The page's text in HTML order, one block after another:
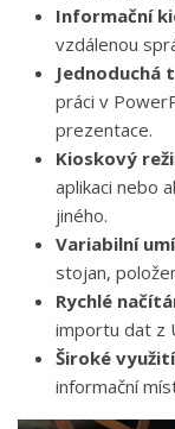
Informační
vzdálenou
Jednoduchá
práci v
prezentace.
Kioskový
aplikaci nebo
jiného.
Variabilní
stojan,
Rychlé
importu dat z
Široké využití
informační